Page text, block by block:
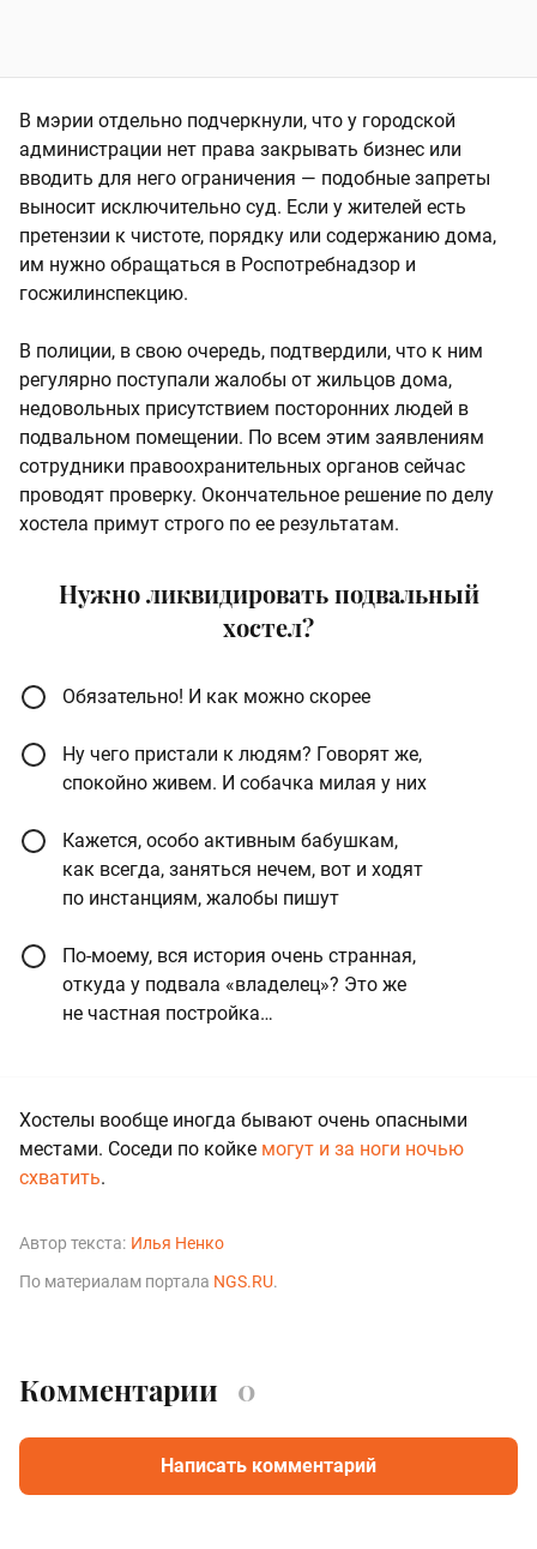
В мэрии отдельно подчеркнули, что у городской
администрации нет права закрывать бизнес или
вводить для него ограничения — подобные запреты
выносит исключительно суд. Если у жителей есть
претензии к чистоте, порядку или содержанию дома,
им нужно обращаться в Роспотребнадзор и
госжилинспекцию.
В полиции, в свою очередь, подтвердили, что к ним
регулярно поступали жалобы от жильцов дома,
недовольных присутствием посторонних людей в
подвальном помещении. По всем этим заявлениям
сотрудники правоохранительных органов сейчас
проводят проверку. Окончательное решение по делу
хостела примут строго по ее результатам.
Нужно ликвидировать подвальный
хостел?
Обязательно! И как можно скорее
Ну чего пристали к людям? Говорят же,
спокойно живем. И собачка милая у них
Кажется, особо активным бабушкам,
как всегда, заняться нечем, вот и ходят
по инстанциям, жалобы пишут
По-моему, вся история очень странная,
откуда у подвала «владелец»? Это же
не частная постройка…
Хостелы вообще иногда бывают очень опасными
местами. Соседи по койке могут и за ноги ночью
схватить.
Автор текста: Илья Ненко
По материалам портала NGS.RU.
Комментарии 0
Написать комментарий